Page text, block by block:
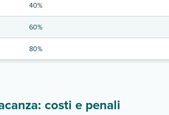
40%
60%
80%
costi e penali